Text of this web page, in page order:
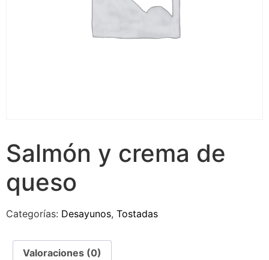
Salmón y crema de
queso
Categorías: Desayunos, Tostadas
Valoraciones (0)